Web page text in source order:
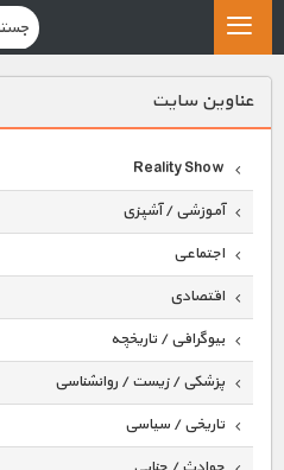
عناوين سايت
Reality Show
آموزشی / آشپزی
اجتماعی
اقتصادی
بیوگرافی / تاریخچه
پزشکی / زیست / روانشناسی
تاریخی / سیاسی